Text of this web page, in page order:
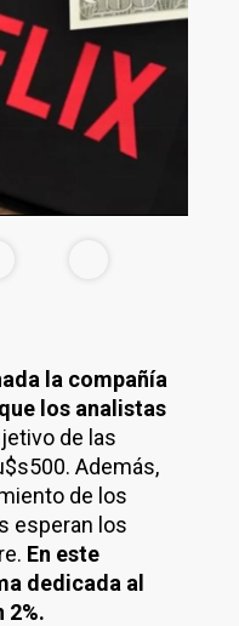
la compañía
los analistas
de las
Además,
de los
esperan los
En este
dedicada al
2%.